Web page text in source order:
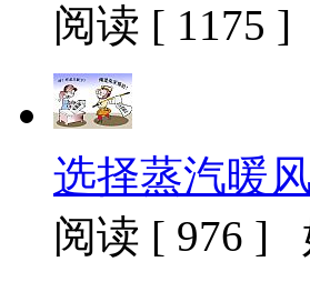
阅读 [ 1175
选择蒸汽暖
阅读 [ 976 ]